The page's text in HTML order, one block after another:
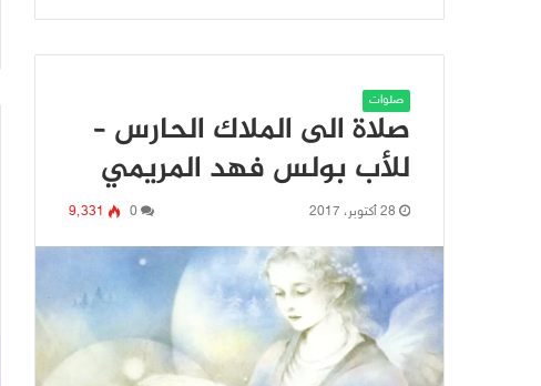
صلوات
صلاة الى الملاك الحارس –
للأب بولس فهد المريمي
28 أكتوبر، 2017 0 9٬331